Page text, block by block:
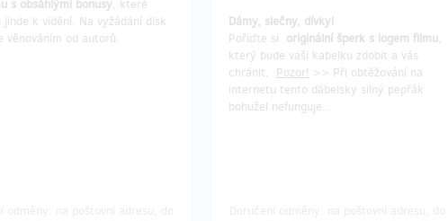
s obsáhlými bonusy, které
jinde k vidění. Na vyžádání disk
věnováním od autorů.
Dámy, slečny, dívky!
Pořiďte si originální šperk s logem filmu,
který bude vaši kabelku zdobit a vás
chránit. Pozor! >> Při obtěžování na
internetu tento ďábelsky silný pepřák
bohužel nefunguje...